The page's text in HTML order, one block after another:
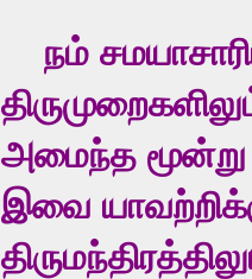
நம்
அமைந்த மூன்று
இவை